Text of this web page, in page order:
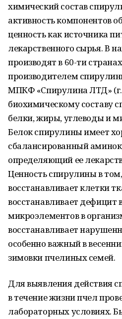
химический состав
активность компонентов
ценность как источника
лекарственного сырья. В
производят в 60-ти
производителем
МПКФ «Спирулина ЛТД» (г.
биохимическому составу
белки, жиры, углеводы и
Белок спирулины имеет
сбалансированный
определяющий ее
Ценность спирулины в
восстанавливает клетки
восстанавливает дефицит
микроэлементов в
восстанавливает
особенно важный в
зимовки пчелиных семей.
Для выявления действия
в течение жизни пчел
лабораторных условиях.